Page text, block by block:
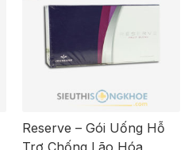
Reserve – Gói Uống Hỗ
Trợ Chống Lão Hóa